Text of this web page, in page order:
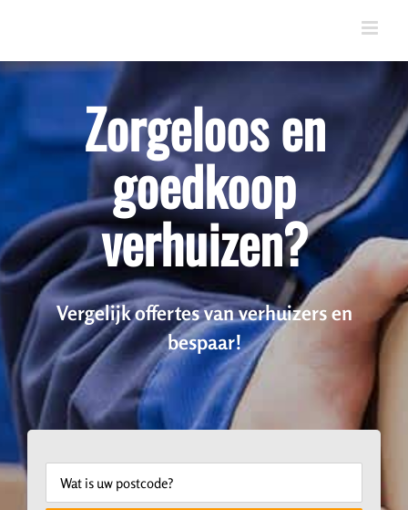
content
Zorgeloos en
goedkoop
verhuizen?
Vergelijk offertes van verhuizers en
bespaar!